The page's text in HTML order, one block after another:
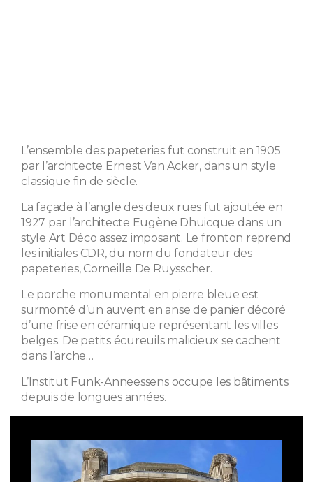
L’ensemble des papeteries fut construit en 1905
par l’architecte Ernest Van Acker, dans un style
classique fin de siècle.
La façade à l’angle des deux rues fut ajoutée en
1927 par l’architecte Eugène Dhuicque dans un
style Art Déco assez imposant. Le fronton reprend
les initiales CDR, du nom du fondateur des
papeteries, Corneille De Ruysscher.
Le porche monumental en pierre bleue est
surmonté d’un auvent en anse de panier décoré
d’une frise en céramique représentant les villes
belges. De petits écureuils malicieux se cachent
dans l’arche…
L’Institut Funk-Anneessens occupe les bâtiments
depuis de longues années.